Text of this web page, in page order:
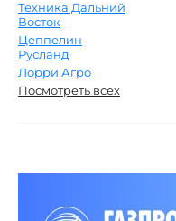
Техника Дальний
Восток
Цеппелин
Русланд
Лорри Агро
Посмотреть всех